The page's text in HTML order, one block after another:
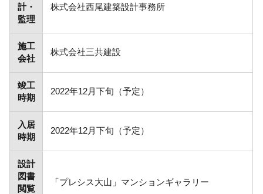
計・
監理
株式会社西尾建築設計事務所
施工
会社
株式会社三共建設
竣工
時期
2022年12月下旬（予定）
入居
時期
2022年12月下旬（予定）
設計
図書
閲覧
「プレシス大山」マンションギャラリー